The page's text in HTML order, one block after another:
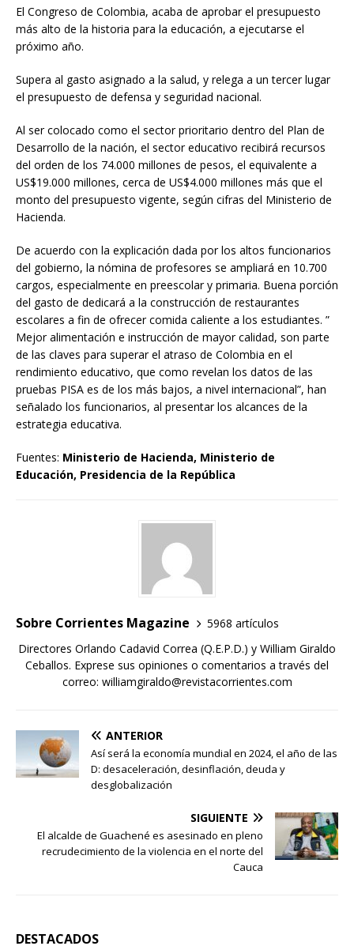
El Congreso de Colombia, acaba de aprobar el presupuesto
más alto de la historia para la educación, a ejecutarse el
próximo año.
Supera al gasto asignado a la salud, y relega a un tercer lugar
el presupuesto de defensa y seguridad nacional.
Al ser colocado como el sector prioritario dentro del Plan de
Desarrollo de la nación, el sector educativo recibirá recursos
del orden de los 74.000 millones de pesos, el equivalente a
US$19.000 millones, cerca de US$4.000 millones más que el
monto del presupuesto vigente, según cifras del Ministerio de
Hacienda.
De acuerdo con la explicación dada por los altos funcionarios
del gobierno, la nómina de profesores se ampliará en 10.700
cargos, especialmente en preescolar y primaria. Buena porción
del gasto de dedicará a la construcción de restaurantes
escolares a fin de ofrecer comida caliente a los estudiantes. ”
Mejor alimentación e instrucción de mayor calidad, son parte
de las claves para superar el atraso de Colombia en el
rendimiento educativo, que como revelan los datos de las
pruebas PISA es de los más bajos, a nivel internacional”, han
señalado los funcionarios, al presentar los alcances de la
estrategia educativa.
Fuentes: Ministerio de Hacienda, Ministerio de
Educación, Presidencia de la República
Sobre Corrientes Magazine
5968 artículos
Directores Orlando Cadavid Correa (Q.E.P.D.) y William Giraldo
Ceballos. Exprese sus opiniones o comentarios a través del
correo: williamgiraldo@revistacorrientes.com
ANTERIOR
Así será la economía mundial en 2024, el año de las
D: desaceleración, desinflación, deuda y
desglobalización
SIGUIENTE
El alcalde de Guachené es asesinado en pleno
recrudecimiento de la violencia en el norte del
Cauca
DESTACADOS